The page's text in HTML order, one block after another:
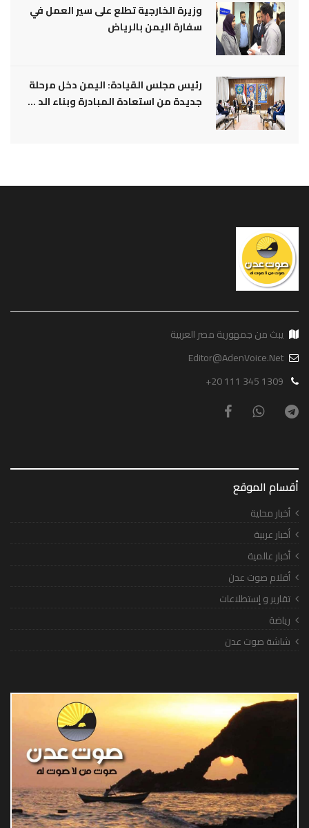
وزيرة الخارجية تطلع على سير العمل في
سفارة اليمن بالرياض
رئيس مجلس القيادة: اليمن دخل مرحلة
جديدة من استعادة المبادرة وبناء الد ...
يبث من جمهورية مصر العربية
Editor@AdenVoice.Net
+20 111 345 1309
أقسام الموقع
أخبار محلية
أخبار عربية
أخبار عالمية
أقلام صوت عدن
تقارير و إستطلاعات
رياضة
شاشة صوت عدن